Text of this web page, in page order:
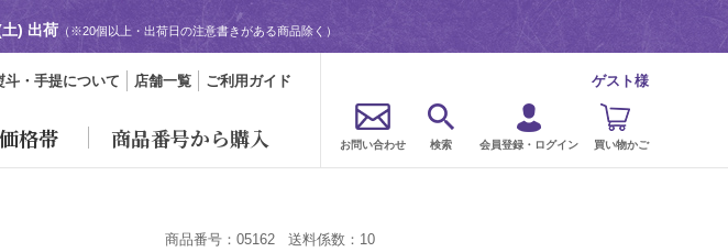
) 出荷 （※20個以上・出荷日の注意書きがある商品除く）
斗・手提について 店舗一覧 ご利用ガイド
価格帯 商品番号から購入
ゲスト様
お問い合わせ 検索 会員登録・ログイン 買い物かご
商品番号： 05162 送料係数： 10